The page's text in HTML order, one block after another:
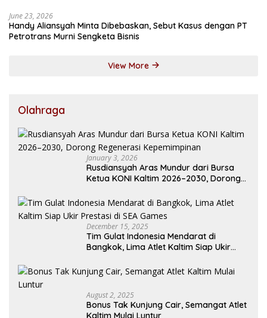
June 23, 2026
Handy Aliansyah Minta Dibebaskan, Sebut Kasus dengan PT
Petrotrans Murni Sengketa Bisnis
View More
Olahraga
January 3, 2026
Rusdiansyah Aras Mundur dari Bursa
Ketua KONI Kaltim 2026–2030, Dorong
December 15, 2025
Tim Gulat Indonesia Mendarat di
Bangkok, Lima Atlet Kaltim Siap Ukir
August 2, 2025
Bonus Tak Kunjung Cair, Semangat Atlet
Kaltim Mulai Luntur